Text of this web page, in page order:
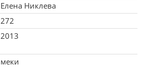
Елена Никлева
272
2013
меки